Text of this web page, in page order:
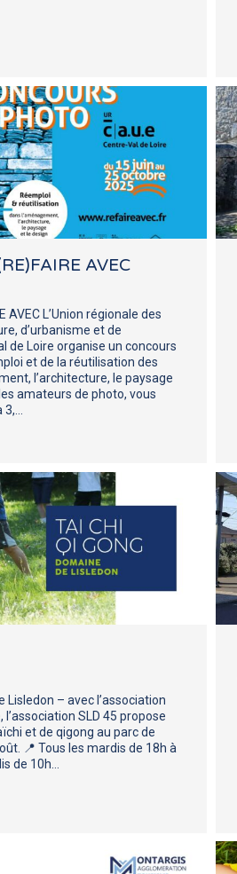
AVEC
AVEC L’Union régionale des
d’urbanisme et de
de Loire organise un concours
et de la réutilisation des
l’architecture, le paysage
amateurs de photo, vous
Lisledon – avec l’association
SLD 45 propose
et de qigong au parc de
📍 Tous les mardis de 18h à
de 10h…